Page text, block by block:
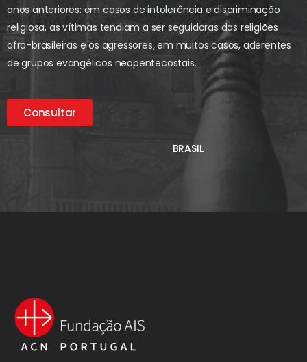
anos anteriores: em casos de intolerância e discriminação
religiosa, as vítimas tendiam a ser seguidoras das religiões
afro-brasileiras e os agressores, em muitos casos, aderentes
de grupos evangélicos neopentecostais.
Consultar
BRASIL